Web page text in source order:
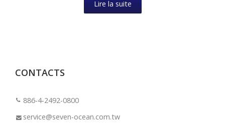
Lire la suite
CONTACTS
886-4-2492-0800
service@seven-ocean.com.tw